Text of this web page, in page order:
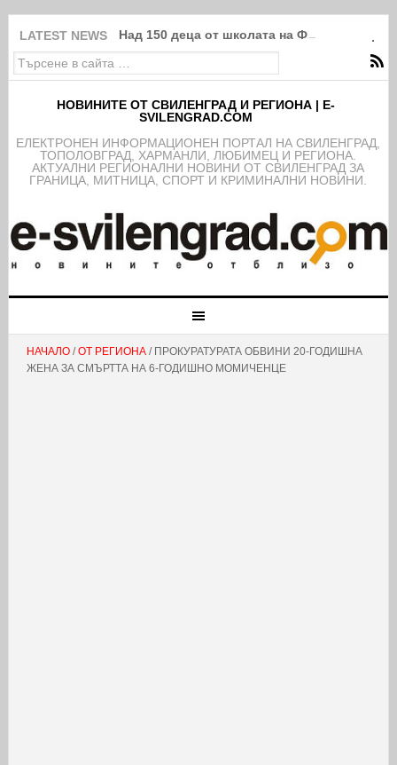
LATEST NEWS Над 150 деца от школата на ФК
НОВИНИТЕ ОТ СВИЛЕНГРАД И РЕГИОНА | E-
SVILENGRAD.COM
EЛЕКТРОНЕН ИНФОРМАЦИОНЕН ПОРТАЛ НА СВИЛЕНГРАД,
ТОПОЛОВГРАД, ХАРМАНЛИ, ЛЮБИМЕЦ И РЕГИОНА.
АКТУАЛНИ РЕГИОНАЛНИ НОВИНИ ОТ СВИЛЕНГРАД ЗА
ГРАНИЦА, МИТНИЦА, СПОРТ И КРИМИНАЛНИ НОВИНИ.
НАЧАЛО/ОТ РЕГИОНА/ ПРОКУРАТУРАТА ОБВИНИ 20-ГОДИШНА
ЖЕНА ЗА СМЪРТТА НА 6-ГОДИШНО МОМИЧЕНЦЕ